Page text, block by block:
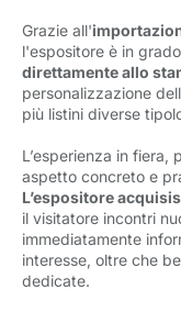
Grazie all'
l'espositore è in
direttamente allo
personalizzazione
più listini diverse
L’esperienza in fiera,
aspetto concreto e
L’espositore
il visitatore incontri
immediatamente
interesse, oltre che
dedicate.